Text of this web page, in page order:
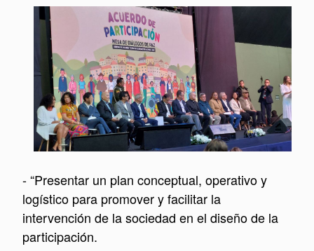
- “Presentar un plan conceptual, operativo y
logístico para promover y facilitar la
intervención de la sociedad en el diseño de la
participación.